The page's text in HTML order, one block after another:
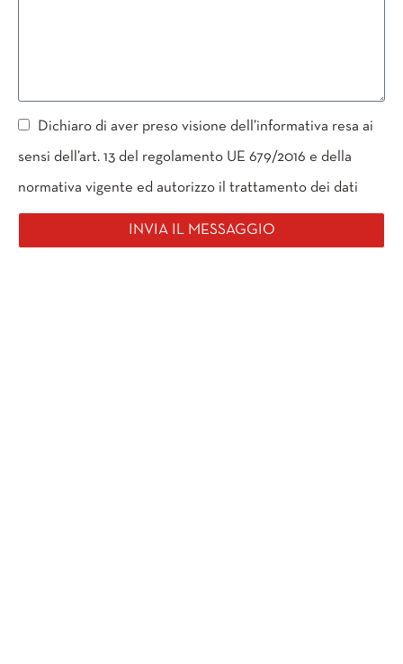
Dichiaro di aver preso visione dell’informativa resa ai
sensi dell’art. 13 del regolamento UE 679/2016 e della
normativa vigente ed autorizzo il trattamento dei dati
INVIA IL MESSAGGIO